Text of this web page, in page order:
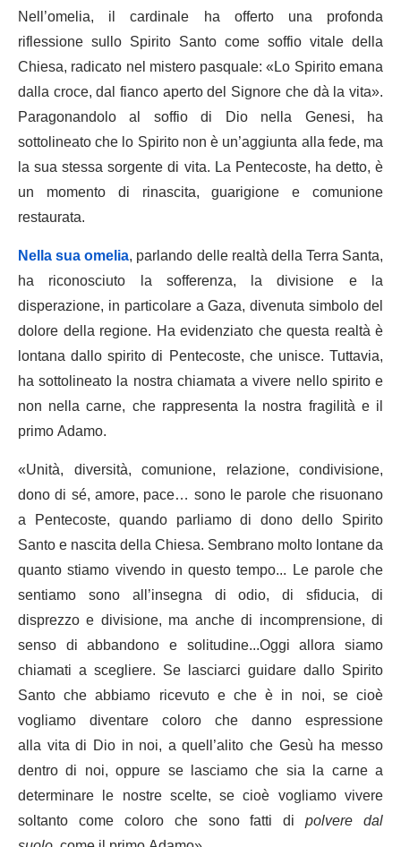
Nell’omelia, il cardinale ha offerto una profonda
riflessione sullo Spirito Santo come soffio vitale della
Chiesa, radicato nel mistero pasquale: «Lo Spirito emana
dalla croce, dal fianco aperto del Signore che dà la vita».
Paragonandolo al soffio di Dio nella Genesi, ha
sottolineato che lo Spirito non è un’aggiunta alla fede, ma
la sua stessa sorgente di vita. La Pentecoste, ha detto, è
un momento di rinascita, guarigione e comunione
restaurata.
Nella sua omelia, parlando delle realtà della Terra Santa,
ha riconosciuto la sofferenza, la divisione e la
disperazione, in particolare a Gaza, divenuta simbolo del
dolore della regione. Ha evidenziato che questa realtà è
lontana dallo spirito di Pentecoste, che unisce. Tuttavia,
ha sottolineato la nostra chiamata a vivere nello spirito e
non nella carne, che rappresenta la nostra fragilità e il
primo Adamo.
«Unità, diversità, comunione, relazione, condivisione,
dono di sé, amore, pace… sono le parole che risuonano
a Pentecoste, quando parliamo di dono dello Spirito
Santo e nascita della Chiesa. Sembrano molto lontane da
quanto stiamo vivendo in questo tempo... Le parole che
sentiamo sono all’insegna di odio, di sfiducia, di
disprezzo e divisione, ma anche di incomprensione, di
senso di abbandono e solitudine...Oggi allora siamo
chiamati a scegliere. Se lasciarci guidare dallo Spirito
Santo che abbiamo ricevuto e che è in noi, se cioè
vogliamo diventare coloro che danno espressione
alla vita di Dio in noi, a quell’alito che Gesù ha messo
dentro di noi, oppure se lasciamo che sia la carne a
determinare le nostre scelte, se cioè vogliamo vivere
soltanto come coloro che sono fatti dipolvere dal